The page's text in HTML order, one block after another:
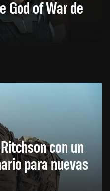
God of War de
con un
para nuevas